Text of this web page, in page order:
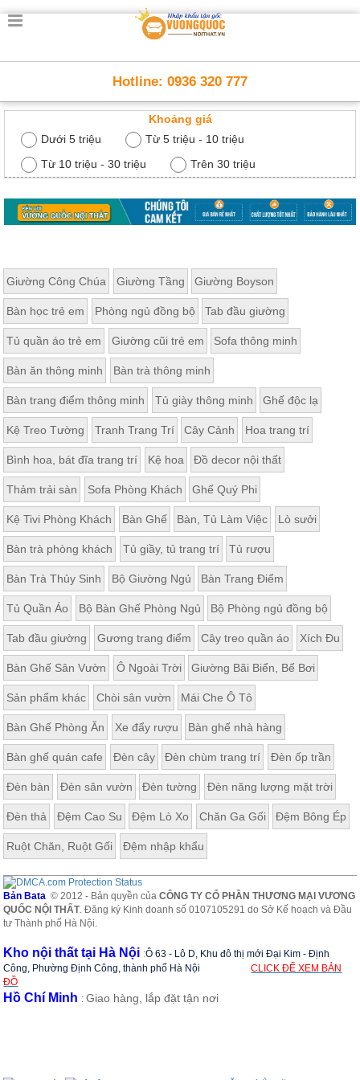
Trang
Thông
thông
Nội
Thất
tầng,
bàn
học, tủ
sách
Nội
Thất
Phòng
Khách
Sofa,
tủ
rượu,
Bàn
Nội
Thất
Phòng
Ngủ
Giường
ngủ, tủ
áo, bàn
trang
Nội
Thất
Phòng
Ăn
Bàn
ăn,
ghế
ăn,
bếp
Nội
Thất
Ban
Công,
Vườn
Bàn
ghế
ban
đu,
ghế...
Phụ
Hotline: 0936 320 777
Khoảng giá
Dưới 5 triệu
Từ 5 triệu - 10 triệu
Từ 10 triệu - 30 triệu
Trên 30 triệu
Giường Công Chúa Giường Tầng Giường Boyson
Bàn học trẻ em Phòng ngủ đồng bộ Tab đầu giường
Tủ quần áo trẻ em Giường cũi trẻ em Sofa thông minh
Bàn ăn thông minh Bàn trà thông minh
Bàn trang điểm thông minh Tủ giày thông minh Ghế độc lạ
Kệ Treo Tường Tranh Trang Trí Cây Cảnh Hoa trang trí
Bình hoa, bát đĩa trang trí Kệ hoa Đồ decor nội thất
Thảm trải sàn Sofa Phòng Khách Ghế Quý Phi
Kệ Tivi Phòng Khách Bàn Ghế Bàn, Tủ Làm Việc Lò sưởi
Bàn trà phòng khách Tủ giầy, tủ trang trí Tủ rượu
Bàn Trà Thủy Sinh Bộ Giường Ngủ Bàn Trang Điểm
Tủ Quần Áo Bộ Bàn Ghế Phòng Ngủ Bộ Phòng ngủ đồng bộ
Tab đầu giường Gương trang điểm Cây treo quần áo Xích Đu
Bàn Ghế Sân Vườn Ô Ngoài Trời Giường Bãi Biển, Bể Bơi
Sản phẩm khác Chòi sân vườn Mái Che Ô Tô
Bàn Ghế Phòng Ăn Xe đẩy rượu Bàn ghế nhà hàng
Bàn ghế quán cafe Đèn cây Đèn chùm trang trí Đèn ốp trần
Đèn bàn Đèn sân vườn Đèn tường Đèn năng lượng mặt trời
Đèn thả Đệm Cao Su Đệm Lò Xo Chăn Ga Gối Đệm Bông Ép
Ruột Chăn, Ruột Gối Đệm nhập khẩu
Bản Bata © 2012 - Bản quyền củaCÔNG TY CỔ PHẦN THƯƠNG MẠI VƯƠNG
QUỐC NỘI THẤT. Đăng ký Kinh doanh số 0107105291 do Sở Kế hoạch và Đầu
tư Thành phố Hà Nội.
Kho nội thất tại Hà Nội :Ô 63 - Lô D, Khu đô thị mới Đại Kim - Định
Công, Phường Định Công, thành phố Hà Nội
CLICK ĐỂ XEM BẢN
ĐỒ
Hồ Chí Minh :Giao hàng, lắp đặt tận nơi